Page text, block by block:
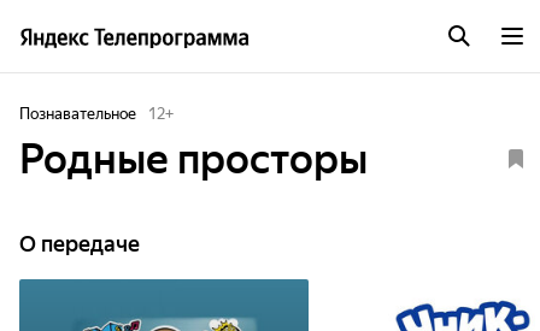
Познавательное 12+
Родные просторы
О передаче